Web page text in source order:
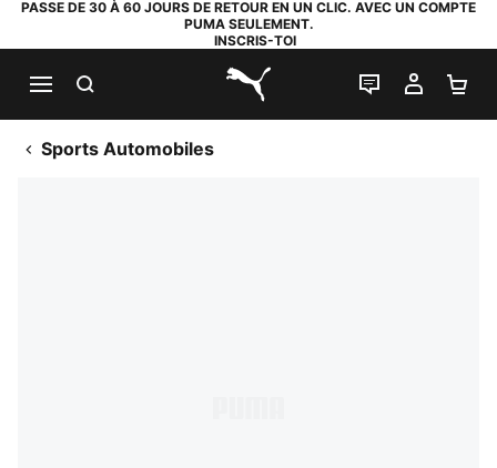
PASSE DE 30 À 60 JOURS DE RETOUR EN UN CLIC. AVEC UN COMPTE
PUMA SEULEMENT.
INSCRIS-TOI
PUMA.com
LIVE CHAT
MON
Sports Automobiles